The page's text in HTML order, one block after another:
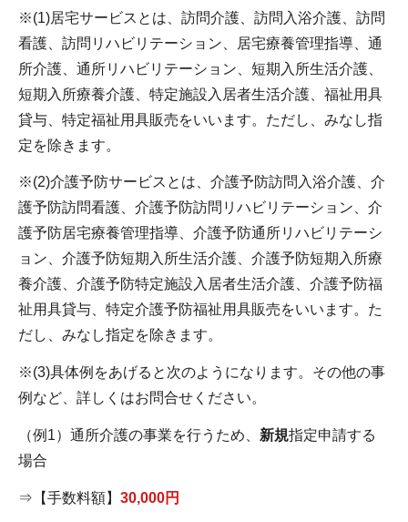
※(1)居宅サービスとは、訪問介護、訪問入浴介護、訪問
看護、訪問リハビリテーション、居宅療養管理指導、通
所介護、通所リハビリテーション、短期入所生活介護、
短期入所療養介護、特定施設入居者生活介護、福祉用具
貸与、特定福祉用具販売をいいます。ただし、みなし指
定を除きます。
※(2)介護予防サービスとは、介護予防訪問入浴介護、介
護予防訪問看護、介護予防訪問リハビリテーション、介
護予防居宅療養管理指導、介護予防通所リハビリテーシ
ョン、介護予防短期入所生活介護、介護予防短期入所療
養介護、介護予防特定施設入居者生活介護、介護予防福
祉用具貸与、特定介護予防福祉用具販売をいいます。た
だし、みなし指定を除きます。
※(3)具体例をあげると次のようになります。その他の事
例など、詳しくはお問合せください。
（例1）通所介護の事業を行うため、 新規指定申請する
場合
⇒【手数料額】 30,000円